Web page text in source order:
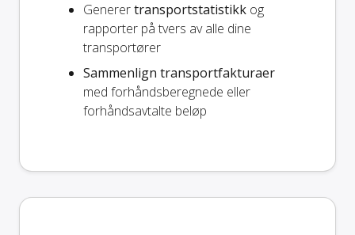
Generertransportstatistikk og
rapporter på tvers av alle dine
transportører
Sammenlign transportfakturaer
med forhåndsberegnede eller
forhåndsavtalte beløp